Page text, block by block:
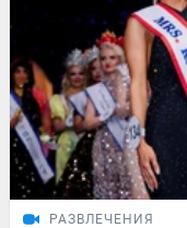
РАЗВЛЕЧЕНИЯ